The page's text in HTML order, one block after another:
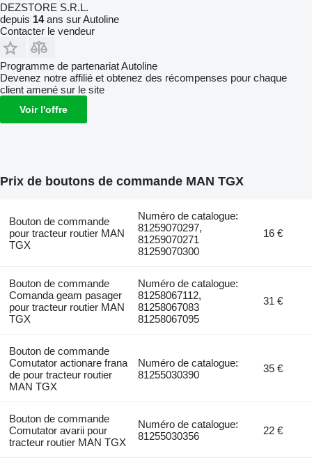
DEZSTORE S.R.L.
depuis 14ans sur Autoline
Contacter le vendeur
Programme de partenariat Autoline
Devenez notre affilié et obtenez des récompenses pour chaque
client amené sur le site
Voir l'offre
Prix de boutons de commande MAN TGX
Bouton de commande
pour tracteur routier MAN
TGX
Numéro de catalogue:
81259070297,
81259070271
81259070300
16 €
Bouton de commande
Comanda geam pasager
pour tracteur routier MAN
TGX
Numéro de catalogue:
81258067112,
81258067083
81258067095
31 €
Bouton de commande
Comutator actionare frana
de pour tracteur routier
MAN TGX
Numéro de catalogue:
81255030390
35 €
Bouton de commande
Comutator avarii pour
tracteur routier MAN TGX
Numéro de catalogue:
81255030356
22 €